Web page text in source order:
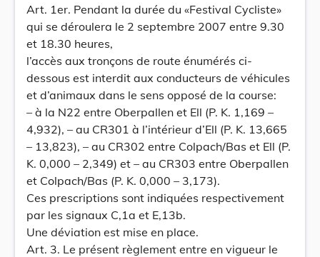
Art. 1er. Pendant la durée du «Festival Cycliste»
qui se déroulera le 2 septembre 2007 entre 9.30
et 18.30 heures,
l’accès aux tronçons de route énumérés ci-
dessous est interdit aux conducteurs de véhicules
et d’animaux dans le sens opposé de la course:
– à la N22 entre Oberpallen et Ell (P. K. 1,169 –
4,932), – au CR301 à l’intérieur d’Ell (P. K. 13,665
– 13,823), – au CR302 entre Colpach/Bas et Ell (P.
K. 0,000 – 2,349) et – au CR303 entre Oberpallen
et Colpach/Bas (P. K. 0,000 – 3,173).
Ces prescriptions sont indiquées respectivement
par les signaux C,1a et E,13b.
Une déviation est mise en place.
Art. 3. Le présent règlement entre en vigueur le